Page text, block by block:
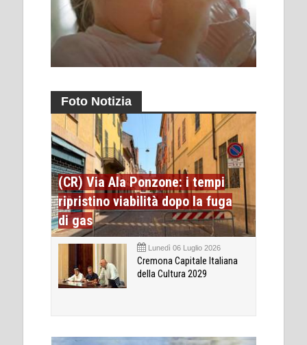
Foto Notizia
(CR) Via Ala Ponzone: i tempi
ripristino viabilità dopo la fuga
di gas
Lunedì 06 Luglio 2026
Cremona Capitale Italiana
della Cultura 2029